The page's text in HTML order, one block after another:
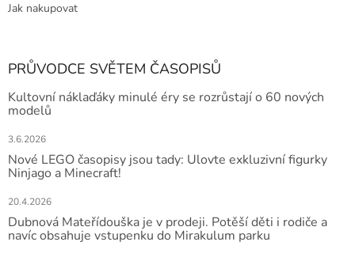
Jak nakupovat
PRŮVODCE SVĚTEM ČASOPISŮ
Kultovní náklaďáky minulé éry se rozrůstají o 60 nových
modelů
3.6.2026
Nové LEGO časopisy jsou tady: Ulovte exkluzivní figurky
Ninjago a Minecraft!
20.4.2026
Dubnová Mateřídouška je v prodeji. Potěší děti i rodiče a
navíc obsahuje vstupenku do Mirakulum parku